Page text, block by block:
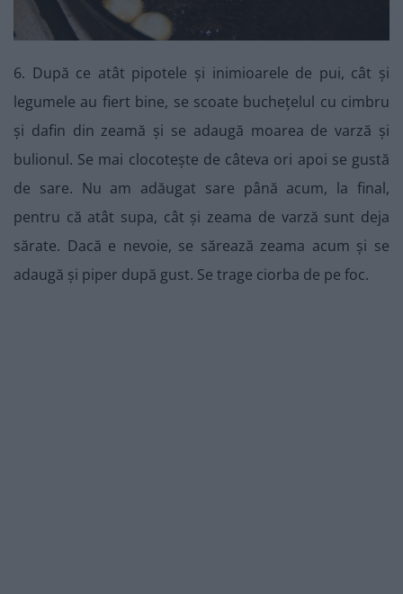
6. După ce atât pipotele și inimioarele de pui, cât și
legumele au fiert bine, se scoate buchețelul cu cimbru
și dafin din zeamă și se adaugă moarea de varză și
bulionul. Se mai clocotește de câteva ori apoi se gustă
de sare. Nu am adăugat sare până acum, la final,
pentru că atât supa, cât și zeama de varză sunt deja
sărate. Dacă e nevoie, se sărează zeama acum și se
adaugă și piper după gust. Se trage ciorba de pe foc.